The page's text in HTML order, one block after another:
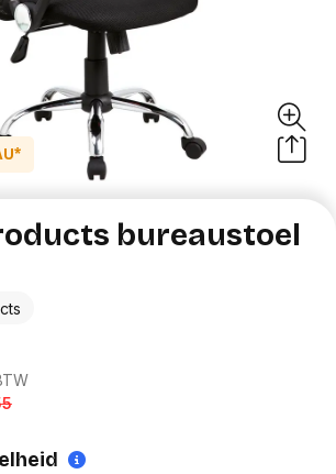
bureaustoel